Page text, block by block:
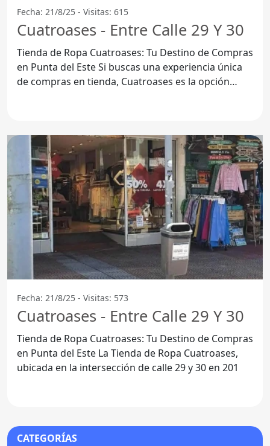
Fecha: 21/8/25 - Visitas: 615
Cuatroases - Entre Calle 29 Y 30
Tienda de Ropa Cuatroases: Tu Destino de Compras
en Punta del Este Si buscas una experiencia única
de compras en tienda, Cuatroases es la opción
Fecha: 21/8/25 - Visitas: 573
Cuatroases - Entre Calle 29 Y 30
Tienda de Ropa Cuatroases: Tu Destino de Compras
en Punta del Este La Tienda de Ropa Cuatroases,
ubicada en la intersección de calle 29 y 30 en 201
CATEGORÍAS